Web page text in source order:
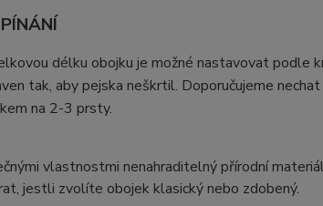
délku obojku je možné nastavovat podle
tak, aby pejska neškrtil. Doporučujeme
na 2-3 prsty.
vlastnostmi nenahraditelný přírodní
jestli zvolíte obojek klasický nebo zdobený.